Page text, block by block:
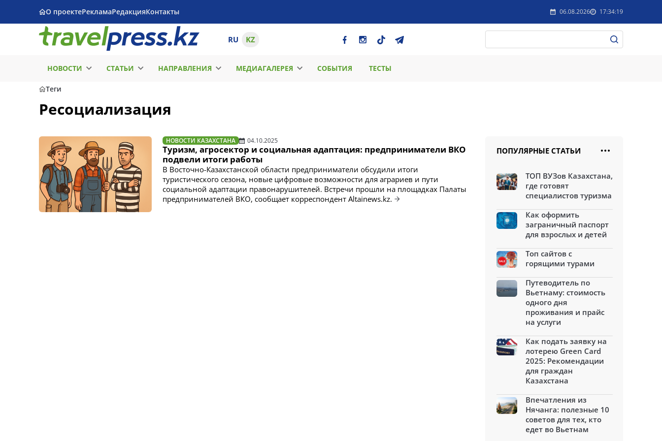
О проектеРекламаРедакцияКонтакты 06.08.2026 17:34:19
RU KZ
НОВОСТИ СТАТЬИ НАПРАВЛЕНИЯ МЕДИАГАЛЕРЕЯ СОБЫТИЯ ТЕСТЫ
Теги
Ресоциализация
НОВОСТИ КАЗАХСТАНА 04.10.2025
Туризм, агросектор и социальная адаптация: предприниматели ВКО
подвели итоги работы
В Восточно-Казахстанской области предприниматели обсудили итоги
туристического сезона, новые цифровые возможности для аграриев и пути
социальной адаптации правонарушителей. Встречи прошли на площадках Палаты
предпринимателей ВКО, сообщает корреспондент Altainews.kz.
ПОПУЛЯРНЫЕ СТАТЬИ
ТОП ВУЗов Казахстана,
где готовят
специалистов туризма
Как оформить
заграничный паспорт
для взрослых и детей
Топ сайтов с
горящими турами
Путеводитель по
Вьетнаму: стоимость
одного дня
проживания и прайс
на услуги
Как подать заявку на
лотерею Green Card
2025: Рекомендации
для граждан
Казахстана
Впечатления из
Нячанга: полезные 10
советов для тех, кто
едет во Вьетнам